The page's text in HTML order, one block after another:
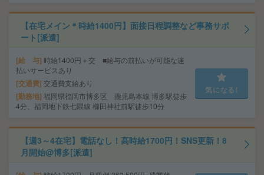
【在宅メイン＊時給1400円】面接日程調整など事務サポ
ート[派遣]
給 与 時給1400円＋交 ■給与の前払いが可能な速
払いサービスあり
交通費 交通費支給あり
勤務地 福岡県福岡市博多区 鹿児島本線 博多駅徒歩
4分、福岡地下鉄七隈線 櫛田神社前駅徒歩10分
気になる!
【週3～4在宅】電話なし！高時給1700円！SNS更新！8
月開始@博多[派遣]